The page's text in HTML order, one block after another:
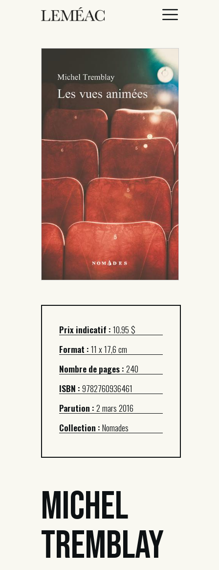
ACCUEIL
CATALOGUE
AUTEURICES
DROITS / RIGHTS
À PROPOS
Prix indicatif :10.95 $
Format :11 x 17,6 cm
Nombre de pages :240
ISBN :9782760936461
Parution :2 mars 2016
Collection :Nomades
Michel
Tremblay